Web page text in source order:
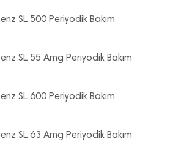
SL 500 Periyodik Bakım
SL 55 Amg Periyodik Bakım
SL 600 Periyodik Bakım
SL 63 Amg Periyodik Bakım